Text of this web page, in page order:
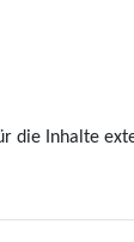
die Inhalte